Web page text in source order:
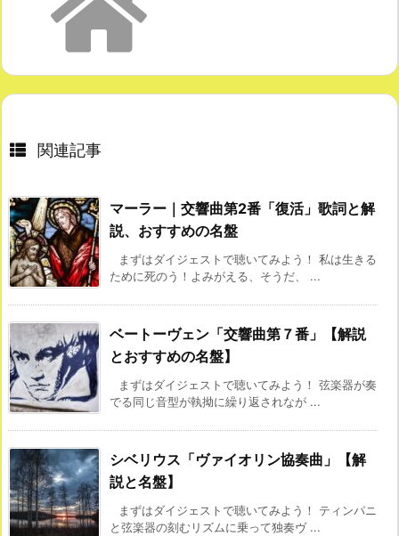
関連記事
マーラー｜交響曲第2番「復活」歌詞と解
説、おすすめの名盤
まずはダイジェストで聴いてみよう！ 私は生きる
ために死のう！よみがえる、そうだ、 ...
ベートーヴェン「交響曲第７番」【解説
とおすすめの名盤】
まずはダイジェストで聴いてみよう！ 弦楽器が奏
でる同じ音型が執拗に繰り返されなが ...
シベリウス「ヴァイオリン協奏曲」【解
説と名盤】
まずはダイジェストで聴いてみよう！ ティンパニ
と弦楽器の刻むリズムに乗って独奏ヴ ...